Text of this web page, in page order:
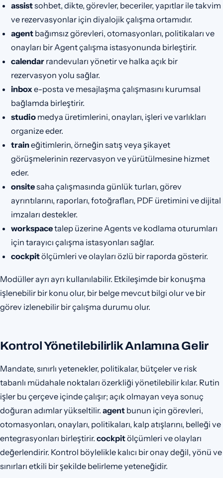
assistsohbet, dikte, görevler, beceriler, yapıtlar ile takvim
ve rezervasyonlar için diyalojik çalışma ortamıdır.
agent bağımsız görevleri, otomasyonları, politikaları ve
onayları bir Agent çalışma istasyonunda birleştirir.
calendar randevuları yönetir ve halka açık bir
rezervasyon yolu sağlar.
inboxe-posta ve mesajlaşma çalışmasını kurumsal
bağlamda birleştirir.
studio medya üretimlerini, onayları, işleri ve varlıkları
organize eder.
traineğitimlerin, örneğin satış veya şikayet
görüşmelerinin rezervasyon ve yürütülmesine hizmet
eder.
onsitesaha çalışmasında günlük turları, görev
ayrıntılarını, raporları, fotoğrafları, PDF üretimini ve dijital
imzaları destekler.
workspacetalep üzerine Agents ve kodlama oturumları
için tarayıcı çalışma istasyonları sağlar.
cockpitölçümleri ve olayları özlü bir raporda gösterir.
Modüller ayrı ayrı kullanılabilir. Etkileşimde bir konuşma
işlenebilir bir konu olur, bir belge mevcut bilgi olur ve bir
görev izlenebilir bir çalışma durumu olur.
Kontrol Yönetilebilirlik Anlamına Gelir
Mandate, sınırlı yetenekler, politikalar, bütçeler ve risk
tabanlı müdahale noktaları özerkliği yönetilebilir kılar. Rutin
işler bu çerçeve içinde çalışır; açık olmayan veya sonuç
doğuran adımlar yükseltilir. agent bunun için görevleri,
otomasyonları, onayları, politikaları, kalp atışlarını, belleği ve
entegrasyonları birleştirir. cockpitölçümleri ve olayları
değerlendirir. Kontrol böylelikle kalıcı bir onay değil, yönü ve
sınırları etkili bir şekilde belirleme yeteneğidir.